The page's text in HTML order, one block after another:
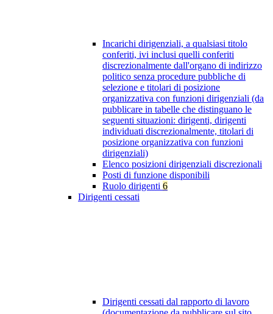
Incarichi dirigenziali, a qualsiasi titolo
conferiti, ivi inclusi quelli conferiti
discrezionalmente dall'organo di indirizzo
politico senza procedure pubbliche di
selezione e titolari di posizione
organizzativa con funzioni dirigenziali (da
pubblicare in tabelle che distinguano le
seguenti situazioni: dirigenti, dirigenti
individuati discrezionalmente, titolari di
posizione organizzativa con funzioni
dirigenziali)
Elenco posizioni dirigenziali discrezionali
Posti di funzione disponibili
Ruolo dirigenti 6
Dirigenti cessati
Dirigenti cessati dal rapporto di lavoro